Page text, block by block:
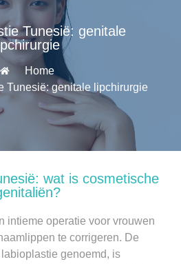
Tunesië: genitale
Home
Tunesië: genitale lipchirurgie
wat is cosmetische
intieme operatie voor vrouwen
te corrigeren. De
genoemd, is